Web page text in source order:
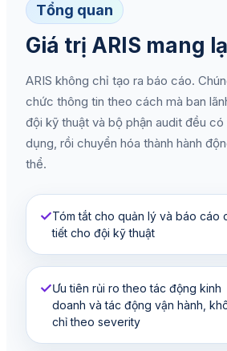
Tổng quan
Giá trị ARIS mang
ARIS không chỉ tạo ra báo cáo.
chức thông tin theo cách mà ban
đội kỹ thuật và bộ phận audit đều
dụng, rồi chuyển hóa thành hành
thể.
✓Tóm tắt cho quản lý và báo cáo
tiết cho đội kỹ thuật
✓Ưu tiên rủi ro theo tác động kinh
doanh và tác động vận hành,
chỉ theo severity